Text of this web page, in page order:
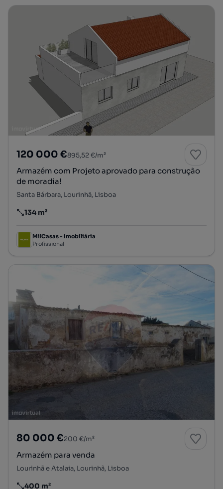
120 000 €895,52 €/m²
Armazém com Projeto aprovado para construção
de moradia!
Santa Bárbara, Lourinhã, Lisboa
Preço por metro quadrado
134 m²
MilCasas - Imobiliária
Profissional
80 000 €200 €/m²
Armazém para venda
Lourinhã e Atalaia, Lourinhã, Lisboa
400 m²